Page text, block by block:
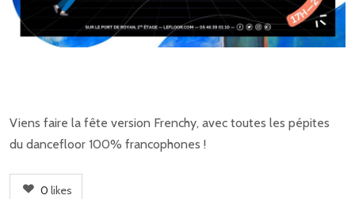
Viens faire la fête version Frenchy, avec toutes les pépites
du dancefloor 100% francophones !
0 likes